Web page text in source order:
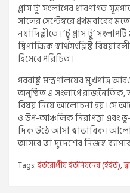
প্লাস টু’ সংলাপের ধারণাগত
সালের সেপ্টেম্বরে প্রথমবারের
নয়াদিল্লীতে। ‘টু প্লাস টু’
দ্বিপাক্ষিক স্বার্থসংশ্লিষ্ট
হিসেবে পরিচিত।
পররাষ্ট্র মন্ত্রণালয়ের মুখপাত্র
অনুষ্ঠিত এ সংলাপে রাজনৈতিক,
বিষয় নিয়ে আলোচনা হয়। সে
ও উপ-আঞ্চলিক নিরাপত্তা এবং
দিক উঠে আসা স্বাভাবিক।
আসবে তা দুদেশের নিজস্ব
Tags:ইউরোপীয় ইউনিয়নের (ইইউ),